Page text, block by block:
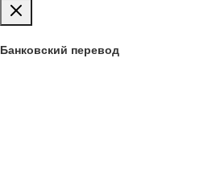
Банковский перевод